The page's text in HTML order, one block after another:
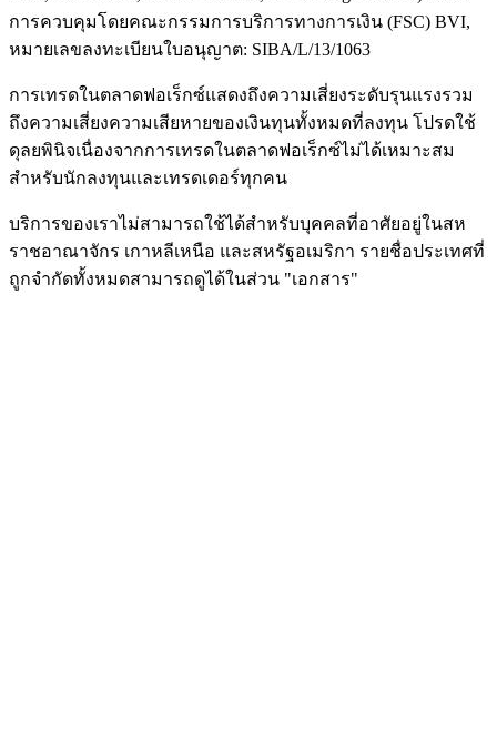
การควบคุมโดยคณะกรรมการบริการทางการเงิน (FSC) BVI,
หมายเลขลงทะเบียนใบอนุญาต: SIBA/L/13/1063
การเทรดในตลาดฟอเร็กซ์แสดงถึงความเสี่ยงระดับรุนแรงรวม
ถึงความเสี่ยงความเสียหายของเงินทุนทั้งหมดที่ลงทุน โปรดใช้
ดุลยพินิจเนื่องจากการเทรดในตลาดฟอเร็กซ์ไม่ได้เหมาะสม
สำหรับนักลงทุนและเทรดเดอร์ทุกคน
บริการของเราไม่สามารถใช้ได้สำหรับบุคคลที่อาศัยอยู่ในสห
ราชอาณาจักร เกาหลีเหนือ และสหรัฐอเมริกา รายชื่อประเทศที่
ถูกจำกัดทั้งหมดสามารถดูได้ในส่วน "เอกสาร"